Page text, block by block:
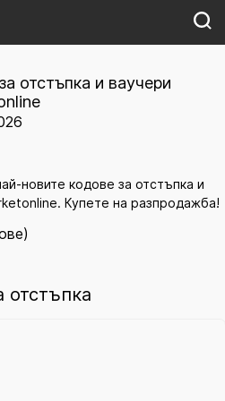
отстъпка и ваучери
новите кодове за отстъпка и
Купете на разпродажба!
отстъпка